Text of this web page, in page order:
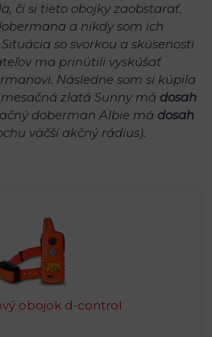
či si tieto obojky zaobstarať.
a nikdy som ich
so svorkou a skúsenosti
ma prinútili vyskúšať
Následne som si kúpila
mesačná zlatá Sunny má dosah
doberman Albie má dosah
väčší akčný rádius).
obojok d-control